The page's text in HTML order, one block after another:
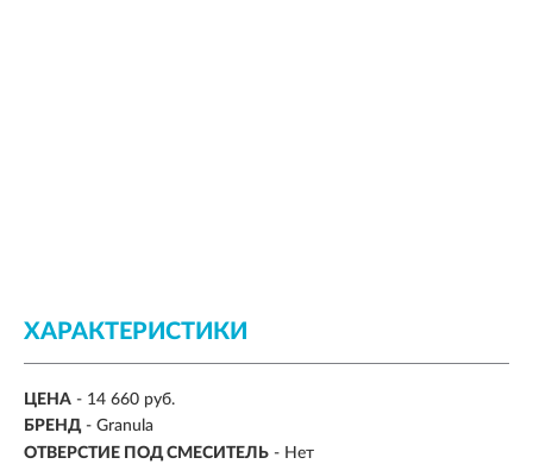
ХАРАКТЕРИСТИКИ
ЦЕНА - 14 660 руб.
БРЕНД - Granula
ОТВЕРСТИЕ ПОД СМЕСИТЕЛЬ - Нет